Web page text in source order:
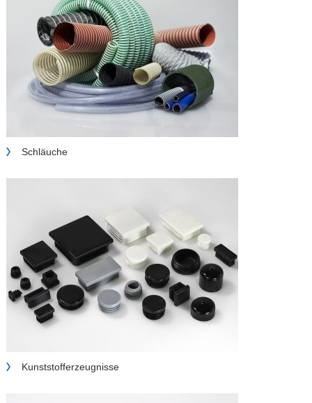
Schläuche
Kunststofferzeugnisse